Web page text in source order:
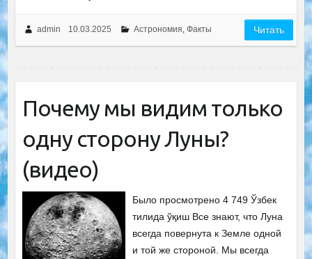
admin 10.03.2025 Астрономия, Факты Читать
Почему мы видим только
одну сторону Луны?
(видео)
Было просмотрено 4 749 Ўзбек
тилида ўқиш Все знают, что Луна
всегда повернута к Земле одной
и той же стороной. Мы всегда